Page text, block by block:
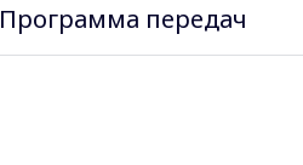
Программа передач